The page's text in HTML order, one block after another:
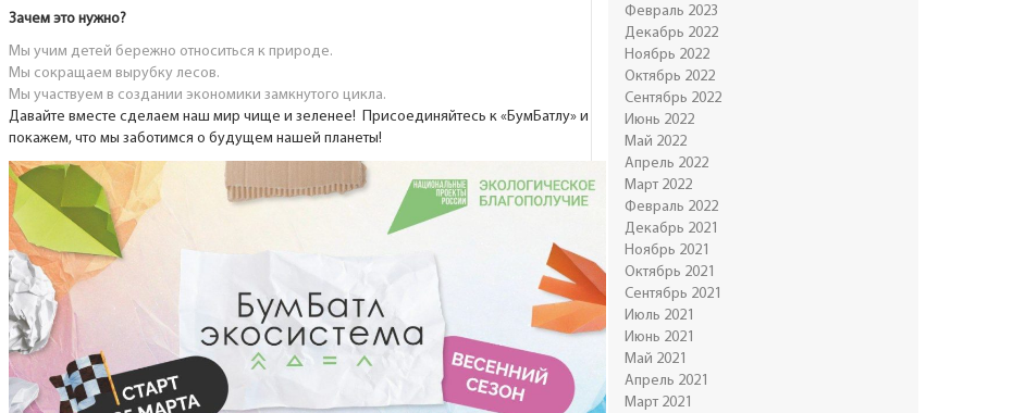
Зачем это нужно?
Мы учим детей бережно относиться к природе.
Мы сокращаем вырубку лесов.
Мы участвуем в создании экономики замкнутого цикла.
Давайте вместе сделаем наш мир чище и зеленее! Присоединяйтесь к «БумБатлу» и
покажем, что мы заботимся о будущем нашей планеты!
Февраль 2023
Декабрь 2022
Ноябрь 2022
Октябрь 2022
Сентябрь 2022
Июнь 2022
Май 2022
Апрель 2022
Март 2022
Февраль 2022
Декабрь 2021
Ноябрь 2021
Октябрь 2021
Сентябрь 2021
Июль 2021
Июнь 2021
Май 2021
Апрель 2021
Март 2021